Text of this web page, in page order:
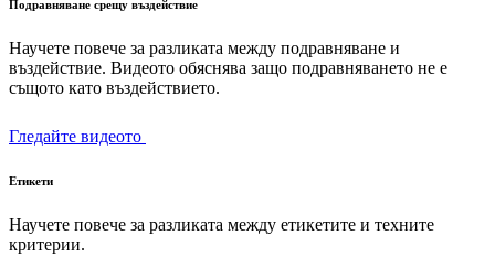
Подравняване срещу въздействие
Научете повече за разликата между подравняване и
въздействие. Видеото обяснява защо подравняването не е
същото като въздействието.
Гледайте видеото
Етикети
Научете повече за разликата между етикетите и техните
критерии.